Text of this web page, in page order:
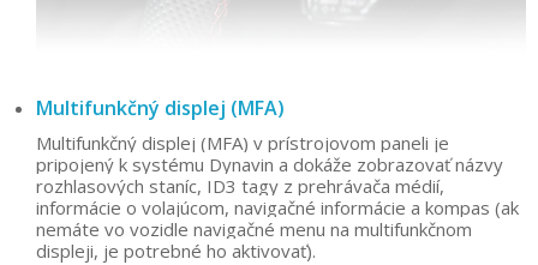
Multifunkčný displej (MFA)
Multifunkčný displej (MFA) v prístrojovom paneli je
pripojený k systému Dynavin a dokáže zobrazovať názvy
rozhlasových staníc, ID3 tagy z prehrávača médií,
informácie o volajúcom, navigačné informácie a kompas (ak
nemáte vo vozidle navigačné menu na multifunkčnom
displeji, je potrebné ho aktivovať).